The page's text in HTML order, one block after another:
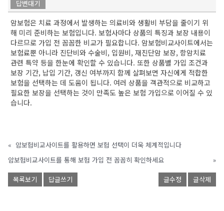
답변대기
암보험은 치료 과정에서 발생하는 의료비와 생활비 부담을 줄이기 위
해 미리 준비하는 보험입니다. 보험사마다 상품의 특징과 보장 내용이
다르므로 가입 전 꼼꼼한 비교가 필요합니다. 암보험비교사이트에서는
보험료뿐 아니라 진단비와 수술비, 입원비, 재진단암 보장, 항암치료
관련 특약 등을 한눈에 확인할 수 있습니다. 또한 상품별 가입 조건과
보장 기간, 납입 기간, 갱신 여부까지 함께 살펴보면 자신에게 적합한
보험을 선택하는 데 도움이 됩니다. 여러 상품을 객관적으로 비교하고
필요한 보장을 선택하는 것이 만족도 높은 보험 가입으로 이어질 수 있
습니다.
« 암보험비교사이트를 활용하면 보험 선택이 더욱 체계적입니다
암보험비교사이트를 통해 보험 가입 전 꼼꼼히 확인하세요
»
목록보기 답글쓰기 글수정 글삭제